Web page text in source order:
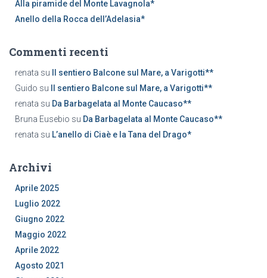
Alla piramide del Monte Lavagnola*
Anello della Rocca dell’Adelasia*
Commenti recenti
renata su
Il sentiero Balcone sul Mare, a Varigotti**
Guido su
Il sentiero Balcone sul Mare, a Varigotti**
renata su Da Barbagelata al Monte Caucaso**
Bruna Eusebio su Da Barbagelata al Monte Caucaso**
renata su L’anello di Ciaè e la Tana del Drago*
Archivi
Aprile 2025
Luglio 2022
Giugno 2022
Maggio 2022
Aprile 2022
Agosto 2021